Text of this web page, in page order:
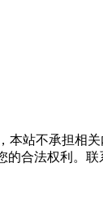
本站不承担相
合法权利。联